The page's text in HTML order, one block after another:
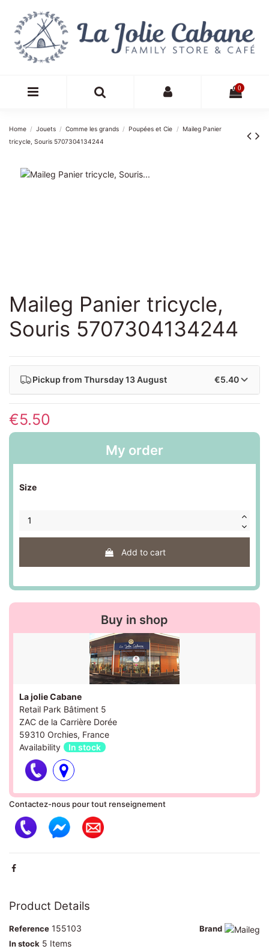
0
Home Jouets Comme les grands Poupées et Cie
Maileg Panier
tricycle, Souris 5707304134244
Maileg Panier tricycle,
Souris 5707304134244
Pickup from Thursday 13 August €5.40
€5.50
My order
Size
Add to cart
Buy in shop
La jolie Cabane
Retail Park Bâtiment 5
ZAC de la Carrière Dorée
59310 Orchies, France
Availability
In stock
Contactez-nous pour tout renseignement
Product Details
Brand
Reference 155103
In stock 5 Items